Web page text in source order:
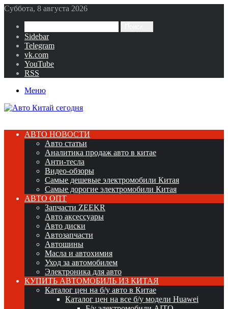
Суббота, 8 августа 2026
Sidebar
Telegram
vk.com
YouTube
RSS
Меню
АВТО НОВОСТИ
Авто статьи
Аналитика продаж авто в китае
Анти-тесла
Видео-обзоры
Самые дешевые электромобили Китая
Самые дорогие электромобили Китая
АВТО ОПТ
Запчасти ZEEKR
Авто аксессуары
Авто диски
Автозапчасти
Автошины
Масла и автохимия
Уход за автомобилем
Электроника для авто
КУПИТЬ АВТОМОБИЛЬ ИЗ КИТАЯ
Каталог цен на б/у авто в Китае
Каталог цен на все б/у модели Huawei